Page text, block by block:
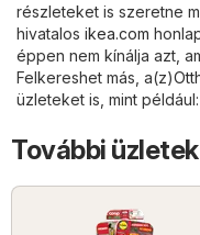
részleteket is szeretne
hivatalos ikea.com
éppen nem kínálja azt,
Felkereshet más, a(z)
üzleteket is, mint például:
További